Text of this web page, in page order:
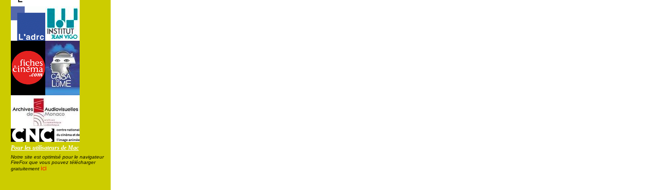
Pour les utilisateurs de Mac
Notre site est optimisé pour le navigateur
FireFox que vous pouvez télécharger
gratuitement ici